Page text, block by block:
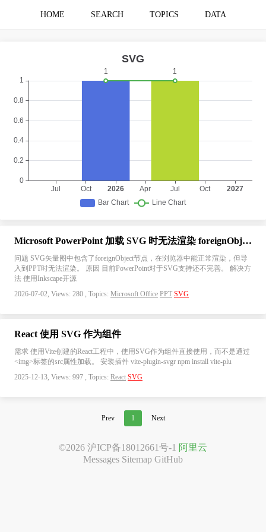
HOME SEARCH TOPICS DATA
Microsoft PowerPoint 加载 SVG 时无法渲染 foreignObject 节点
问题 SVG矢量图中包含了foreignObject节点，在浏览器中能正常渲染，但导
入到PPT时无法渲染。 原因 目前PowerPoint对于SVG支持还不完善。 解决方
法 使用Inkscape开源
2026-07-02, Views: 280 , Topics: Microsoft Office PPT SVG
React 使用 SVG 作为组件
需求 使用Vite创建的React工程中，使用SVG作为组件直接使用，而不是通过
<img>标签的src属性加载。 安装插件 vite-plugin-svgr npm install vite-plu
2025-12-13, Views: 997 , Topics: React SVG
Prev 1 Next
©2026 沪ICP备18012661号-1 阿里云
Messages Sitemap GitHub